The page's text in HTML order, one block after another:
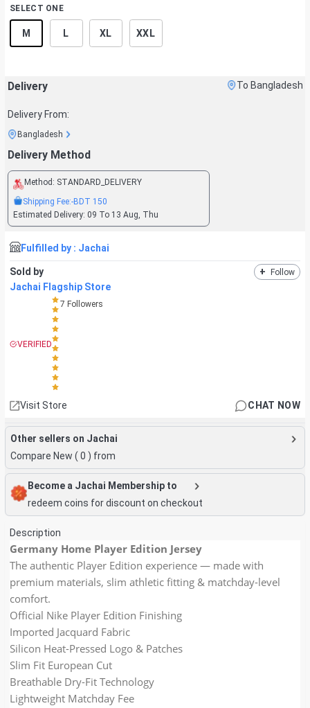
SELECT ONE
M L XL XXL
Delivery To Bangladesh
Delivery From:
Bangladesh
Delivery Method
Method: STANDARD_DELIVERY
Shipping Fee:-BDT 150
Estimated Delivery: 09 To 13 Aug, Thu
Fulfilled by : Jachai
Sold by + Follow
Jachai Flagship Store
VERIFIED
7 Followers
Visit Store CHAT NOW
Other sellers on Jachai
Compare New ( 0 ) from
Become a Jachai Membership to
redeem coins for discount on checkout
Description
Germany Home Player Edition Jersey
The authentic Player Edition experience — made with
premium materials, slim athletic fitting & matchday-level
comfort.
Official Nike Player Edition Finishing
Imported Jacquard Fabric
Silicon Heat-Pressed Logo & Patches
Slim Fit European Cut
Breathable Dry-Fit Technology
Lightweight Matchday Fee